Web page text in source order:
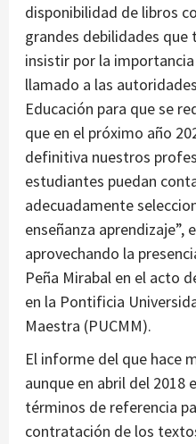
disponibilidad de libros
grandes debilidades que
insistir por la
llamado a las
Educación para que se
que en el próximo año
definitiva nuestros
estudiantes puedan
adecuadamente
enseñanza aprendizaje”,
aprovechando la
Peña Mirabal en el acto
en la Pontificia
Maestra (PUCMM).
El informe del que hace
aunque en abril del 2018
términos de referencia
contratación de los